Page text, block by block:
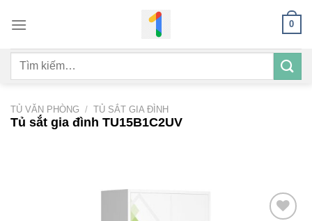
qua
dung
0
Tìm
TỦ VĂN PHÒNG / TỦ SẮT GIA ĐÌNH
Tủ sắt gia đình TU15B1C2UV